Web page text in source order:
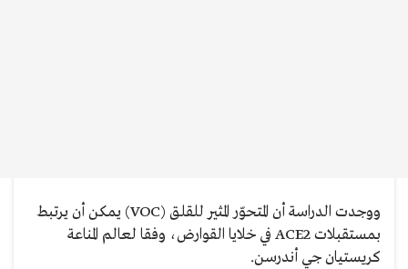
ووجدت الدراسة أن المتحوّر المثير للقلق (VOC) يمكن أن يرتبط
بمستقبلات ACE2 في خلايا القوارض، وفقا لعالم المناعة
كريستيان جي أندرسن.